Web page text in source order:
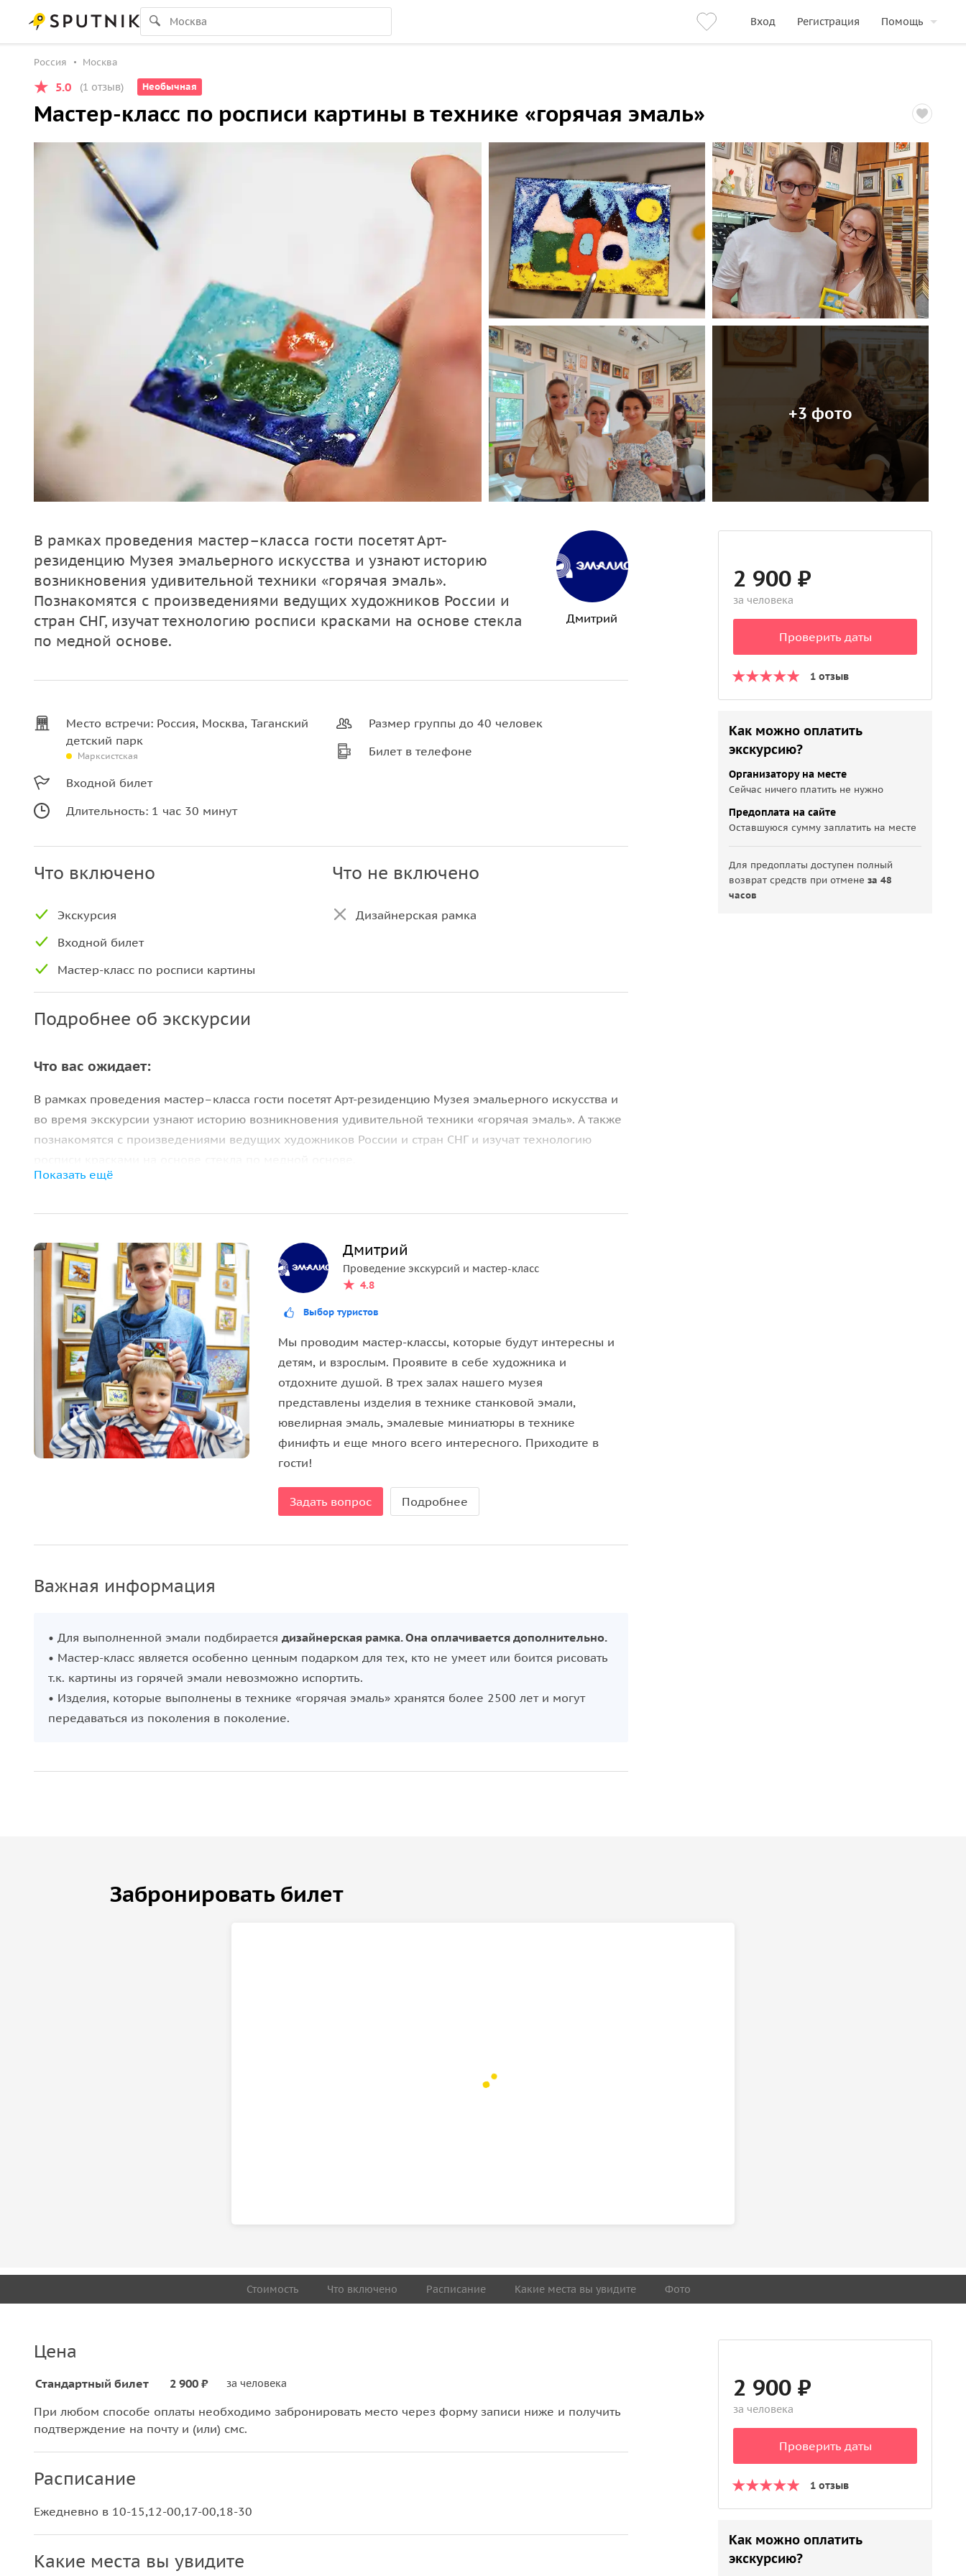
Вход Регистрация Помощь
Россия Москва
5.0 (1 отзыв) Необычная
Мастер-класс по росписи картины в технике «горячая эмаль»
+3 фото
В рамках проведения мастер–класса гости посетят Арт-
резиденцию Музея эмальерного искусства и узнают историю
возникновения удивительной техники «горячая эмаль».
Познакомятся с произведениями ведущих художников России и
стран СНГ, изучат технологию росписи красками на основе стекла
по медной основе.
Дмитрий
Место встречи: Россия, Москва, Таганский
детский парк
Марксистская
Входной билет
Длительность: 1 час 30 минут
Размер группы до 40 человек
Билет в телефоне
Что включено
Экскурсия
Входной билет
Мастер-класс по росписи картины
Что не включено
Дизайнерская рамка
Подробнее об экскурсии
Что вас ожидает:
В рамках проведения мастер–класса гости посетят Арт-резиденцию Музея эмальерного искусства и
во время экскурсии узнают историю возникновения удивительной техники «горячая эмаль». А также
познакомятся с произведениями ведущих художников России и стран СНГ и изучат технологию
иобжечь их в муфельной печипри температуре до 850°С. Тему создаваемого сюжета картины
Показать ещё
Дмитрий
Проведение экскурсий и мастер-класс
4.8
Выбор туристов
Мы проводим мастер-классы, которые будут интересны и
детям, и взрослым. Проявите в себе художника и
отдохните душой. В трех залах нашего музея
представлены изделия в технике станковой эмали,
ювелирная эмаль, эмалевые миниатюры в технике
финифть и еще много всего интересного. Приходите в
гости!
Задать вопрос Подробнее
Важная информация
• Для выполненной эмали подбирается дизайнерская рамка. Она оплачивается дополнительно.
• Мастер-класс является особенно ценным подарком для тех, кто не умеет или боится рисовать
т.к. картины из горячей эмали невозможно испортить.
• Изделия, которые выполнены в технике «горячая эмаль» хранятся более 2500 лет и могут
передаваться из поколения в поколение.
2 900 ₽
за человека
Проверить даты
1 отзыв
Как можно оплатить
экскурсию?
Организатору на месте
Сейчас ничего платить не нужно
Предоплата на сайте
Оставшуюся сумму заплатить на месте
Для предоплаты доступен полный
возврат средств при отменеза 48
часов
Забронировать билет
Стоимость Что включено Расписание Какие места вы увидите Фото
Цена
Стандартный билет 2 900 ₽ за человека
При любом способе оплаты необходимо забронировать место через форму записи ниже и получить
подтверждение на почту и (или) смс.
Расписание
Ежедневно в 10-15,12-00,17-00,18-30
Какие места вы увидите
2 900 ₽
за человека
Проверить даты
1 отзыв
Как можно оплатить
экскурсию?